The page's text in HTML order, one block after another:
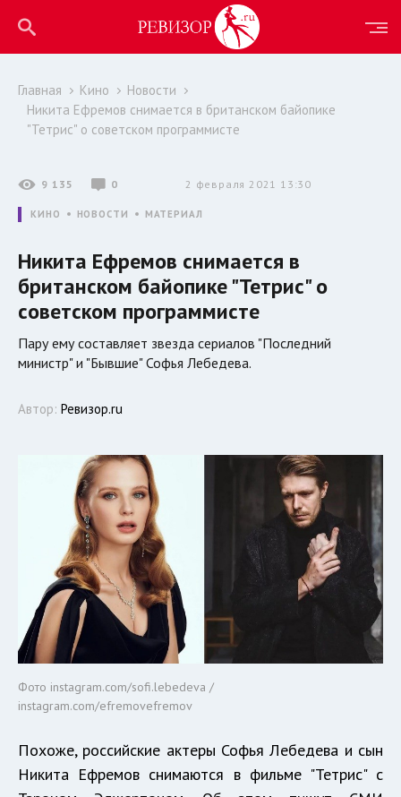
Главная Кино
Новости
Никита Ефремов снимается в британском байопике
"Тетрис" о советском программисте
9 135 0 2 февраля 2021 13:30
КИНО НОВОСТИ МАТЕРИАЛ
Никита Ефремов снимается в
британском байопике "Тетрис" о
советском программисте
Пару ему составляет звезда сериалов "Последний
министр" и "Бывшие" Софья Лебедева.
Автор: Ревизор.ru
Фото instagram.com/sofi.lebedeva /
instagram.com/efremovefremov
Похоже, российские актеры Софья Лебедева и сын
Никита Ефремов снимаются в фильме "Тетрис" с